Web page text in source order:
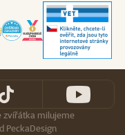
zvířátka milujeme
PeckaDesign